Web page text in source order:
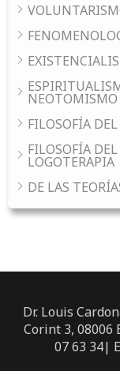
FILOSOFÍA
FILOSOFÍA
LOGOTERAPIA
DE LAS
Dr. Louis
Corint 3, 08006
07 63 34|